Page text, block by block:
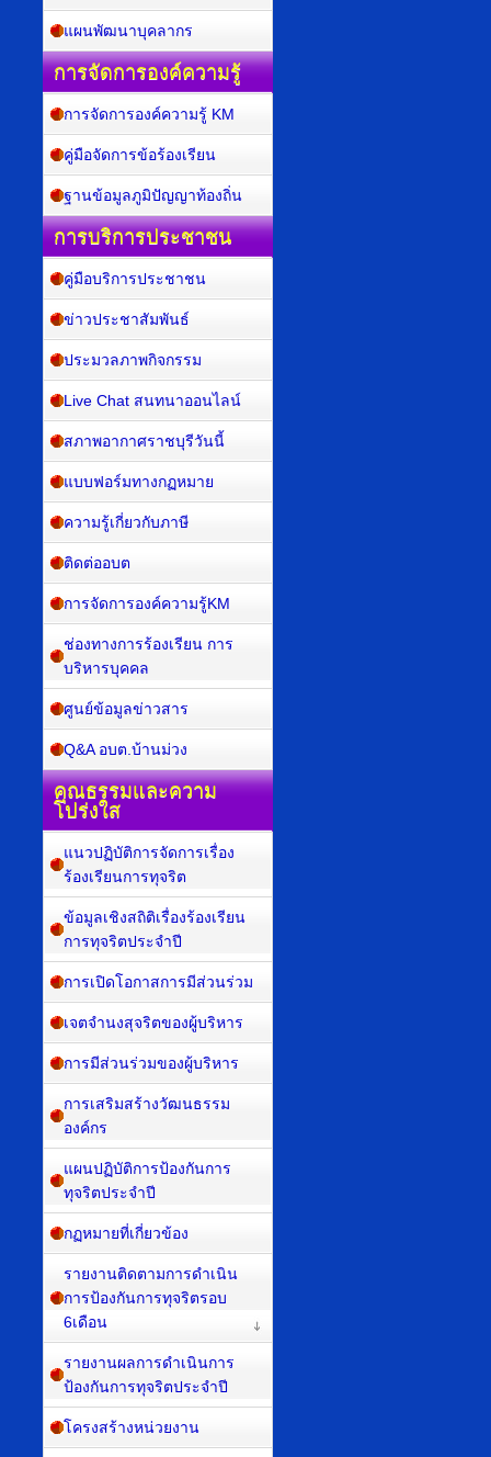
แผนพัฒนาบุคลากร
การจัดการองค์ความรู้
การจัดการองค์ความรู้ KM
คู่มือจัดการข้อร้องเรียน
ฐานข้อมูลภูมิปัญญาท้องถิ่น
การบริการประชาชน
คู่มือบริการประชาชน
ข่าวประชาสัมพันธ์
ประมวลภาพกิจกรรม
Live Chat สนทนาออนไลน์
สภาพอากาศราชบุรีวันนี้
แบบฟอร์มทางกฏหมาย
ความรู้เกี่ยวกับภาษี
ติดต่ออบต
การจัดการองค์ความรู้KM
ช่องทางการร้องเรียน การ
บริหารบุคคล
ศูนย์ข้อมูลข่าวสาร
Q&A อบต.บ้านม่วง
คุณธรรมและความ
โปร่งใส
แนวปฏิบัติการจัดการเรื่อง
ร้องเรียนการทุจริต
ข้อมูลเชิงสถิติเรื่องร้องเรียน
การทุจริตประจำปี
การเปิดโอกาสการมีส่วนร่วม
เจตจำนงสุจริตของผู้บริหาร
การมีส่วนร่วมของผู้บริหาร
การเสริมสร้างวัฒนธรรม
องค์กร
แผนปฏิบัติการป้องกันการ
ทุจริตประจำปี
กฏหมายที่เกี่ยวข้อง
รายงานติดตามการดำเนิน
การป้องกันการทุจริตรอบ
6เดือน
รายงานผลการดำเนินการ
ป้องกันการทุจริตประจำปี
โครงสร้างหน่วยงาน